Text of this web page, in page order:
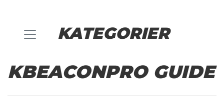
KATEGORIER
KBEACONPRO GUIDE